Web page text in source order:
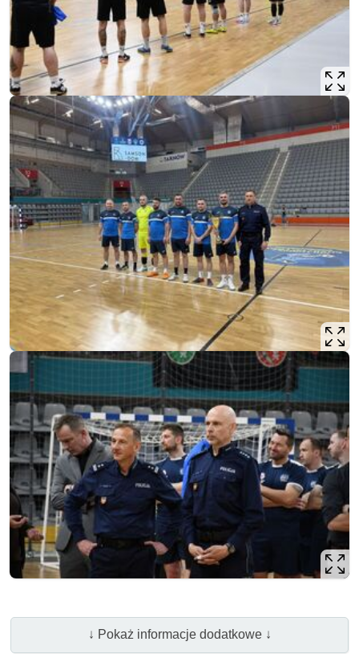
↓ Pokaż informacje dodatkowe ↓